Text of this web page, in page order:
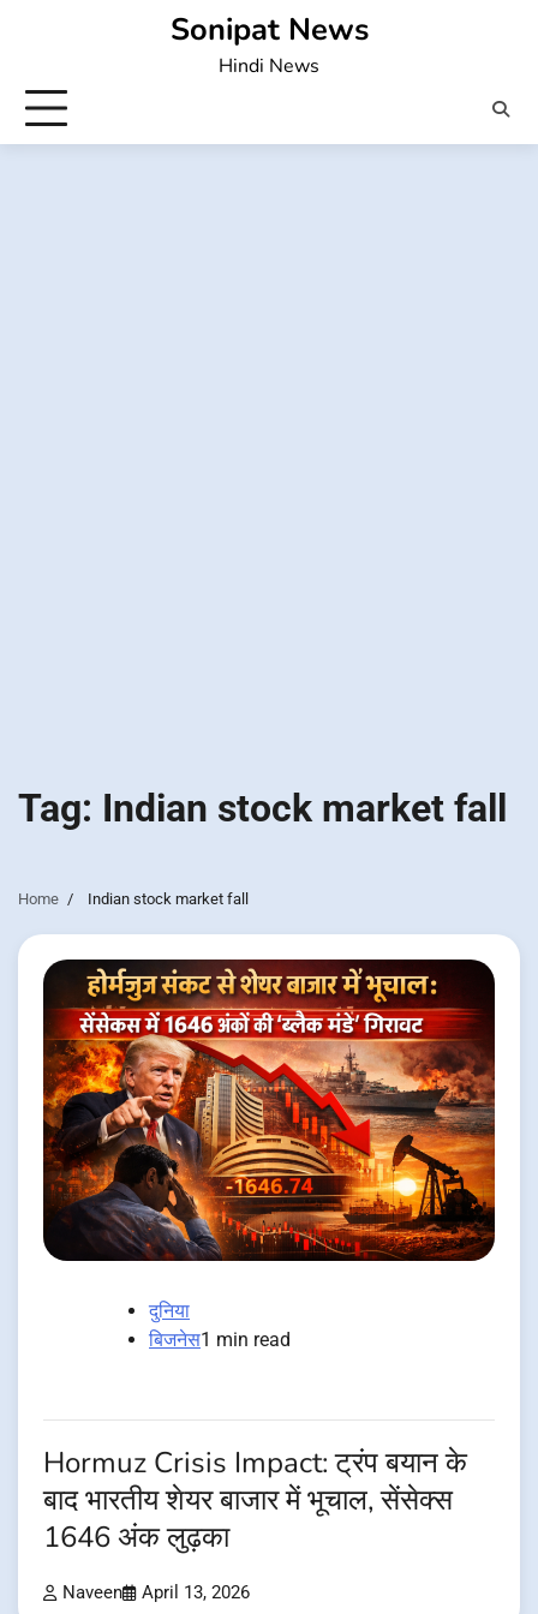
Sonipat News
Hindi News
Tag: Indian stock market fall
Home Indian stock market fall
दुनिया
बिजनेस1 min read
Hormuz Crisis Impact: ट्रंप बयान के
बाद भारतीय शेयर बाजार में भूचाल, सेंसेक्स
1646 अंक लुढ़का
Naveen April 13, 2026